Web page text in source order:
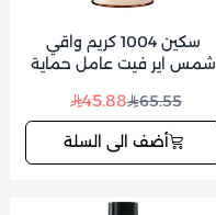
سكين 1004 كريم واقي
شمس اير فيت عامل حماية
65.55
45.88
أضف الى السلة